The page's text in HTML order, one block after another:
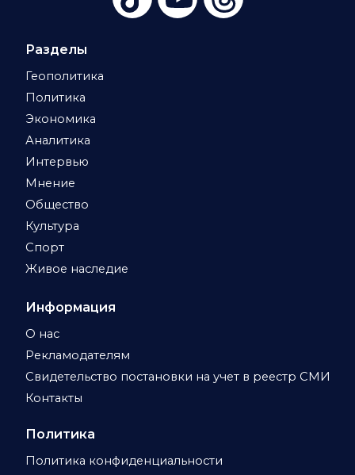
Разделы
Геополитика
Политика
Экономика
Аналитика
Интервью
Мнение
Общество
Культура
Спорт
Живое наследие
Информация
О нас
Рекламодателям
Свидетельство постановки на учет в реестр СМИ
Контакты
Политика
Политика конфиденциальности